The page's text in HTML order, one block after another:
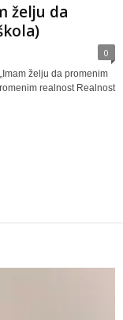
želju da
0
želju da promenim
realnost Realnost